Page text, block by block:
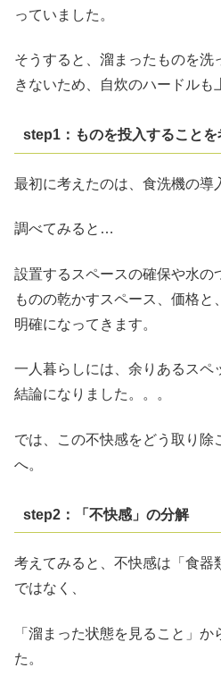
っていました。
そうすると、溜まったものを洗
きないため、自炊のハードルも
step1：ものを投入することを
最初に考えたのは、食洗機の導
調べてみると…
設置するスペースの確保や水の
ものの乾かすスペース、価格
明確になってきます。
一人暮らしには、余りあるスペ
結論になりました。。。
では、この不快感をどう取り除
へ。
step2：「不快感」の分解
考えてみると、不快感は「食器
ではなく、
「溜まった状態を見ること」
た。